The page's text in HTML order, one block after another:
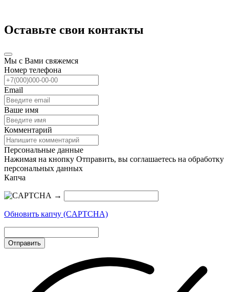
Оставьте свои контакты
Мы с Вами свяжемся
Номер телефона
Email
Ваше имя
Комментарий
Персональные данные
Нажимая на кнопку Отправить, вы соглашаетесь на обработку
персональных данных
Капча
→
Обновить капчу (CAPTCHA)
Отправить